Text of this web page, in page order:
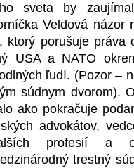
sveta by
Veldová názor
ktorý porušuje práva
USA a NATO
ľudí. (Pozor –
súdnym dvorom).
ako pokračuje
advokátov,
profesií a
trestný